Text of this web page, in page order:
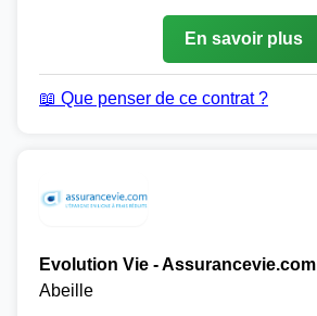
En savoir plus
📖 Que penser de ce contrat ?
Evolution Vie - Assurancevie.com
Abeille